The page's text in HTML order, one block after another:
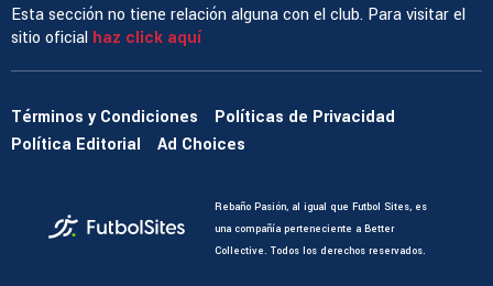
Esta sección no tiene relación alguna con el club. Para visitar el
sitio oficial haz click aquí
Términos y Condiciones
Políticas de Privacidad
Política Editorial
Ad Choices
Rebaño Pasión, al igual que Futbol Sites, es
una compañía perteneciente a Better
Collective. Todos los derechos reservados.